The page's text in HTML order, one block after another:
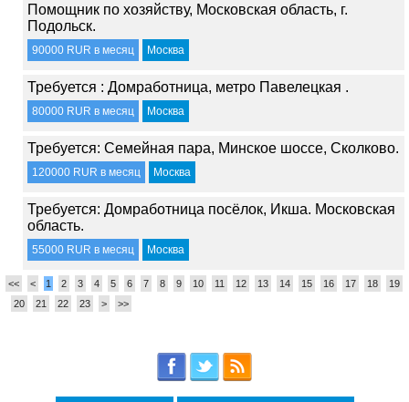
Помощник по хозяйству, Московская область, г.
Подольск.
90000 RUR в месяц Москва
Требуется : Домработница, метро Павелецкая .
80000 RUR в месяц Москва
Требуется: Семейная пара, Минское шоссе, Сколково.
120000 RUR в месяц Москва
Требуется: Домработница посёлок, Икша. Московская
область.
55000 RUR в месяц Москва
<< < 1 2 3 4 5 6 7 8 9 10 11 12 13 14 15 16 17 18
19
20
21 22 23 > >>